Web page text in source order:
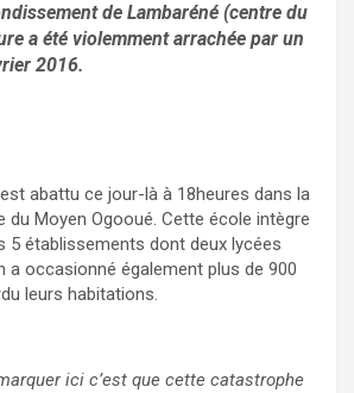
de Lambaréné (centre du
a été violemment arrachée par un
2016.
abattu ce jour-là à 18heures dans la
du Moyen Ogooué. Cette école intègre
5 établissements dont deux lycées
a occasionné également plus de 900
leurs habitations.
ici c’est que cette catastrophe